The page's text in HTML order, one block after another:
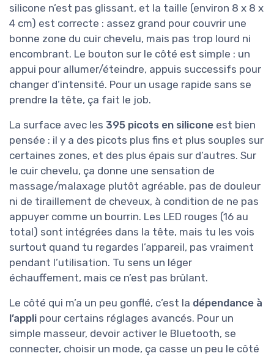
silicone n’est pas glissant, et la taille (environ 8 x 8 x
4 cm) est correcte : assez grand pour couvrir une
bonne zone du cuir chevelu, mais pas trop lourd ni
encombrant. Le bouton sur le côté est simple : un
appui pour allumer/éteindre, appuis successifs pour
changer d’intensité. Pour un usage rapide sans se
prendre la tête, ça fait le job.
La surface avec les 395 picots en silicone est bien
pensée : il y a des picots plus fins et plus souples sur
certaines zones, et des plus épais sur d’autres. Sur
le cuir chevelu, ça donne une sensation de
massage/malaxage plutôt agréable, pas de douleur
ni de tiraillement de cheveux, à condition de ne pas
appuyer comme un bourrin. Les LED rouges (16 au
total) sont intégrées dans la tête, mais tu les vois
surtout quand tu regardes l’appareil, pas vraiment
pendant l’utilisation. Tu sens un léger
échauffement, mais ce n’est pas brûlant.
Le côté qui m’a un peu gonflé, c’est la dépendance à
l’appli pour certains réglages avancés. Pour un
simple masseur, devoir activer le Bluetooth, se
connecter, choisir un mode, ça casse un peu le côté